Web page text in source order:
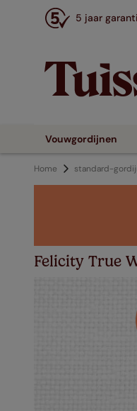
5 jaar
Vouwgordijnen
Home standard-
Felicity True